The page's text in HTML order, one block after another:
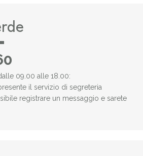
09.00 alle 18.00:
il servizio di segreteria
registrare un messaggio e sarete